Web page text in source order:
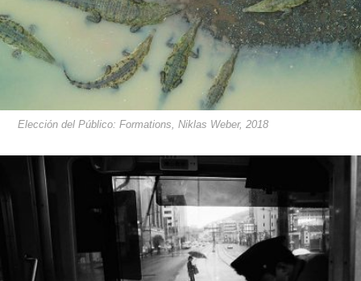
Elección del Público: Formations, Niklas Weber, 2018